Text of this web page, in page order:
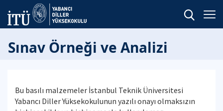
Sınav Örneği ve Analizi
Bu basılı malzemeler İstanbul Teknik Üniversitesi
Yabancı Diller Yüksekokulunun yazılı onayı olmaksızın